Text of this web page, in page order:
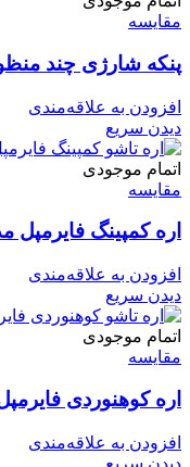
مقایسه
پنکه شارژی چند
افزودن به علاقه‌مندی
دیدن سریع
اتمام موجودی
مقایسه
اره کمپینگ فایرمپل
افزودن به علاقه‌مندی
دیدن سریع
اتمام موجودی
مقایسه
اره کوهنوردی
افزودن به علاقه‌مندی
دیدن سریع